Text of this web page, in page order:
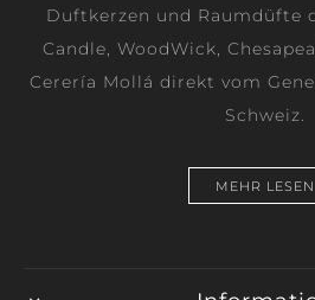
Duftkerzen und Raumdüfte
Candle, WoodWick,
Cerería Mollá direkt vom
Schweiz.
MEHR LESEN